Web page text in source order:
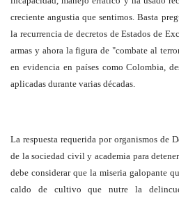
creciente angustia que sentimos. Basta
la recurrencia de decretos de Estados de
armas y ahora la figura de "combate al
en evidencia en países como Colombia,
aplicadas durante varias décadas.
La respuesta requerida por organismos de
de la sociedad civil y academia para
debe considerar que la miseria galopante
caldo de cultivo que nutre la